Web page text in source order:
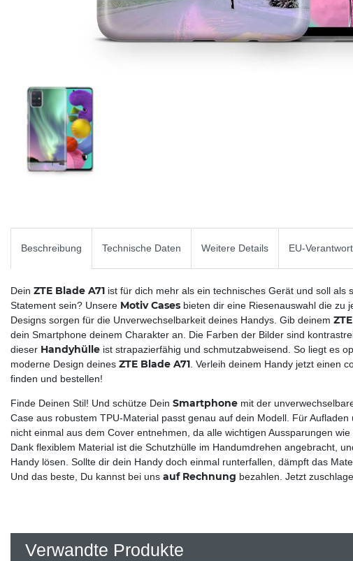
Beschreibung Technische Daten Weitere Details EU-
Dein ZTE Blade A71 ist für dich mehr als ein technisches Gerät und soll als
Statement sein? Unsere Motiv Cases bieten dir eine Riesenauswahl die zu
Designs sorgen für die Unverwechselbarkeit deines Handys. Gib deinem
dein Smartphone deinem Charakter an. Die Farben der Bilder sind
dieser Handyhülle ist strapazierfähig und schmutzabweisend. So liegt es
moderne Design deines ZTE Blade A71 . Verleih deinem Handy jetzt einen
finden und bestellen!
Finde Deinen Stil! Und schütze Dein Smartphone mit der
Case aus robustem TPU-Material passt genau auf dein Modell. Für
nicht einmal aus dem Cover entnehmen, da alle wichtigen Aussparungen
Dank flexiblem Material ist die Schutzhülle im Handumdrehen angebracht,
Handy lösen. Sollte dir dein Handy doch einmal runterfallen, dämpft das
Und das beste, Du kannst bei uns auf Rechnung bezahlen. Jetzt
Verwandte Produkte